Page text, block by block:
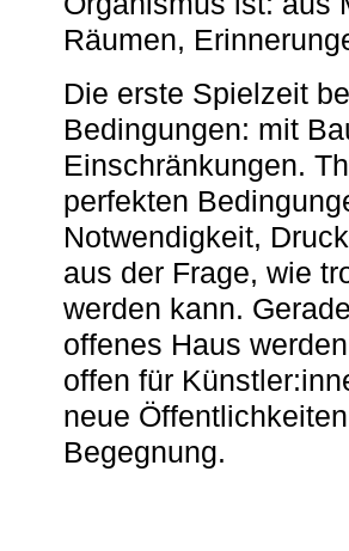
Räumen,
Die erste Spielzeit
Bedingungen: mit
Einschränkungen.
perfekten
Notwendigkeit,
aus der Frage, wie
werden kann.
offenes Haus
offen für
neue
Begegnung.